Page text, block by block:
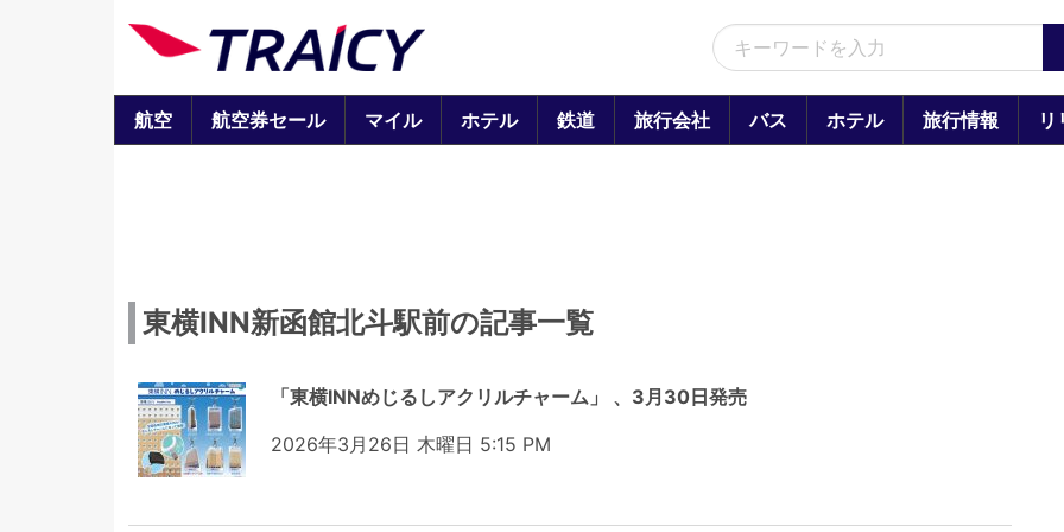
航空 航空券セール マイル ホテル 鉄道 旅行会社 バス ホテル 旅行情報 リ
東横INN新函館北斗駅前の記事一覧
「東横INNめじるしアクリルチャーム」 、3月30日発売
2026年3月26日 木曜日 5:15 PM